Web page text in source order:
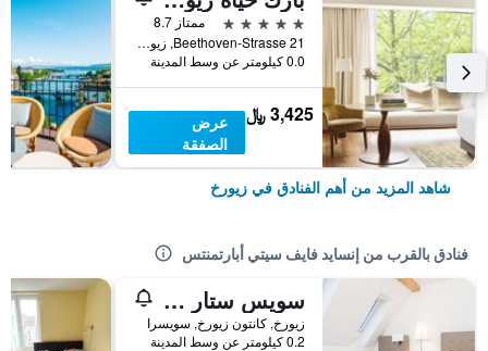
5 نجوم
ممتاز 8.7
Beethoven-Strasse 21, زيورخ, كانتون زيورخ, سويسرا
0.0 كيلومتر عن وسط المدينة
3,425 ﷼
عرض
الصفقة
شاهد المزيد من أهم الفنادق في زيورخ
فنادق بالقرب من إنسايد فايف سيتي أبارتمنتس
سويس ستار لونجستريت
زيورخ, كانتون زيورخ, سويسرا
0.2 كيلومتر عن وسط المدينة